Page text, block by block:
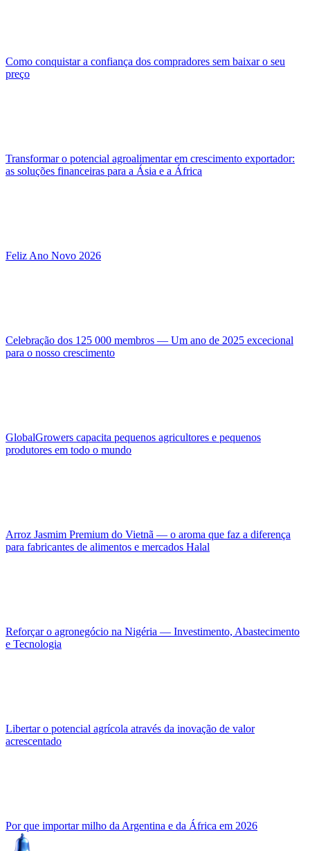
Como conquistar a confiança dos compradores sem baixar o seu
preço
Transformar o potencial agroalimentar em crescimento exportador:
as soluções financeiras para a Ásia e a África
Feliz Ano Novo 2026
Celebração dos 125 000 membros — Um ano de 2025 excecional
para o nosso crescimento
GlobalGrowers capacita pequenos agricultores e pequenos
produtores em todo o mundo
Arroz Jasmim Premium do Vietnã — o aroma que faz a diferença
para fabricantes de alimentos e mercados Halal
Reforçar o agronegócio na Nigéria — Investimento, Abastecimento
e Tecnologia
Libertar o potencial agrícola através da inovação de valor
acrescentado
Por que importar milho da Argentina e da África em 2026